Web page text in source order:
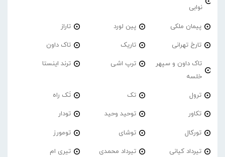
نوابی
پیمان ملکی پین لورد تاراز
تارخ تهرانی تاریک تاک داون
تاک داون و سپهر
خلسه
ترپ اشی ترند اینستا
ترول تک تَک راه
تکاور توحید وحید تودار
تورکال توشای تومورز
تیرداد کیانی تیرداد محمدی تیری ام